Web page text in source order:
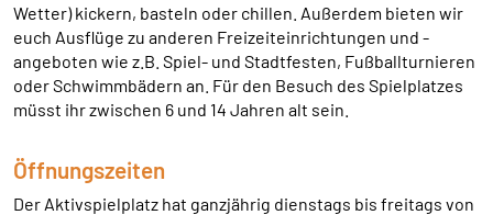
Wetter) kickern, basteln oder chillen. Außerdem bieten wir
euch Ausflüge zu anderen Freizeiteinrichtungen und -
angeboten wie z.B. Spiel- und Stadtfesten, Fußballturnieren
oder Schwimmbädern an. Für den Besuch des Spielplatzes
müsst ihr zwischen 6 und 14 Jahren alt sein.
Öffnungszeiten
Der Aktivspielplatz hat ganzjährig dienstags bis freitags von
HelpDirect und Google reCAPTCHA
Anbieter:
HelpDirect (HelpDirect e.V. Ahrweg 107 D-53347
Alfter) und Google Ireland Limited Gordon House,
Zweck:
Erkennung von Spam und Schutz vor Missbrauch